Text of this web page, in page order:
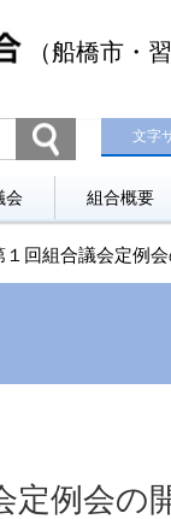
（船橋市・
文字
会 組合概要
１回組合議会定例
定例会の